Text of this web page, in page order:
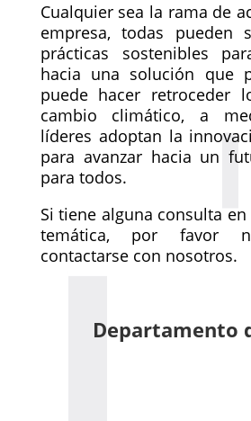
Cualquier sea la rama de
empresa, todas pueden
prácticas sostenibles
hacia una solución que
puede hacer retroceder
cambio climático, a
líderes adoptan la
para avanzar hacia un
para todos.
Si tiene alguna consulta
temática, por favor
contactarse con nosotros.
Departamento